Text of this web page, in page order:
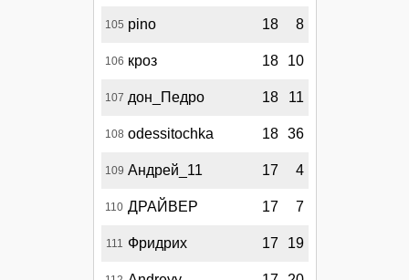
105 pino 18 8
106 кроз 18 10
107 дон_Педро 18 11
108 odessitochka 18 36
109 Андрей_11 17 4
110 ДРАЙВЕР 17 7
111 Фридрих 17 19